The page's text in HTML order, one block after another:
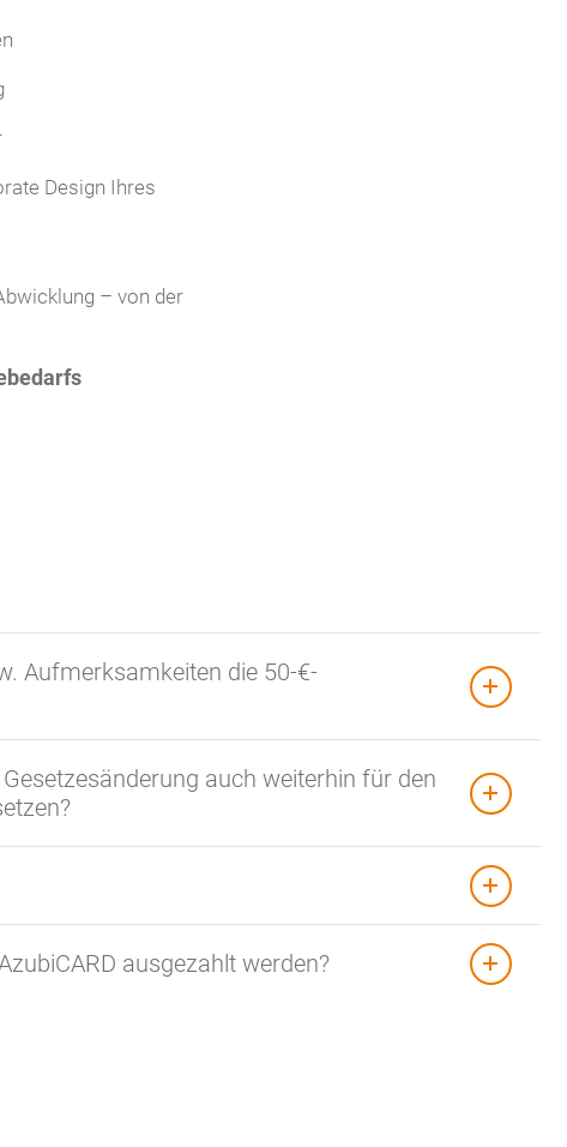
Design Ihres
– von der
Aufmerksamkeiten die 50-€-
auch weiterhin für den
ausgezahlt werden?